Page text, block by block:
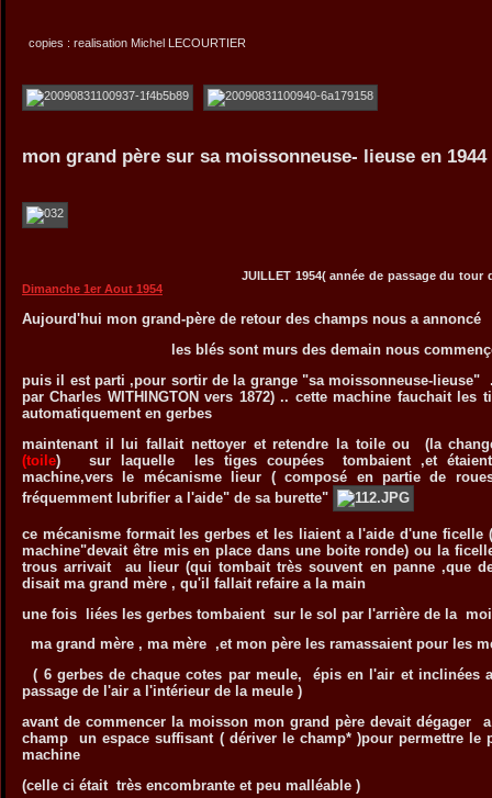
copies : realisation Michel LECOURTIER
mon grand père sur sa moissonneuse- lieuse en 1944
JUILLET 1954( année de passage du tour de France
Dimanche 1er Aout 1954
Aujourd'hui mon grand-père de retour des champs nous a annoncé
les blés sont murs des demain nous
puis il est parti ,pour sortir de la grange "sa moissonneuse-lieuse"
par Charles WITHINGTON vers 1872) .. cette machine fauchait les
automatiquement en gerbes
maintenant il lui fallait nettoyer et retendre la toile ou (la
(toile) sur laquelle les tiges coupées tombaient ,et étaient
machine,vers le mécanisme lieur ( composé en partie de
fréquemment lubrifier a l'aide" de sa burette"
ce mécanisme formait les gerbes et les liaient a l'aide d'une ficelle
machine"devait être mis en place dans une boite ronde) ou la
trous arrivait au lieur (qui tombait très souvent en panne ,que
disait ma grand mère , qu'il fallait refaire a la main
une fois liées les gerbes tombaient sur le sol par l'arrière de la
ma grand mère , ma mère ,et mon père les ramassaient pour les
( 6 gerbes de chaque cotes par meule, épis en l'air et inclinées
passage de l'air a l'intérieur de la meule )
avant de commencer la moisson mon grand père devait dégager
champ un espace suffisant ( dériver le champ* )pour permettre le
machine
(celle ci était très encombrante et peu malléable )